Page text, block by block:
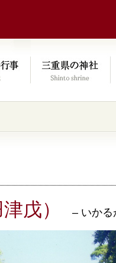
kyoka.mie-jinjacho.or.jp/
戊） – いかる